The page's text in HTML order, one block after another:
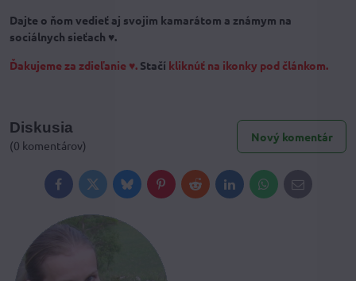
Dajte o ňom vedieť aj svojim kamarátom a známym na
sociálnych sieťach ♥.
Ďakujeme za zdieľanie ♥. Stačí kliknúť na ikonky pod článkom.
Diskusia
(0 komentárov)
Nový komentár
FacebookTwitterBlueskyPinterestRedditLinkedInWhatsApp
E-
mail